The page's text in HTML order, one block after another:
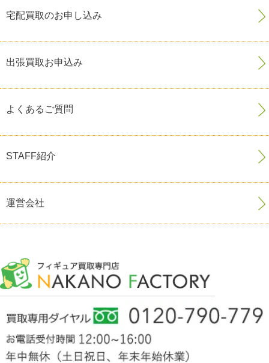
宅配買取のお申し込み
出張買取お申込み
よくあるご質問
STAFF紹介
運営会社